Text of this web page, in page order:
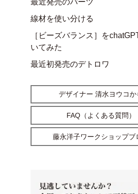
線材を使い分ける
［ビーズバランス］を
いてみた
最近初発売のデトロワ
デザイナー 清水ヨウコか
FAQ（よくある質問）
藤永洋子ワークショップブ